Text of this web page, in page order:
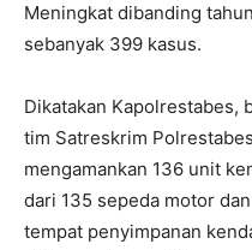
Meningkat dibanding
sebanyak 399 kasus.
Dikatakan Kapolrestabes,
tim Satreskrim
mengamankan 136 unit
dari 135 sepeda motor
tempat penyimpanan